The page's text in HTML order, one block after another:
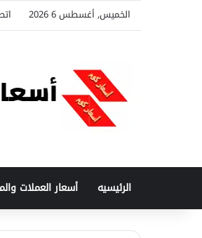
الخميس, أغسطس 6 2026
الرئيسيه أسعار العملات